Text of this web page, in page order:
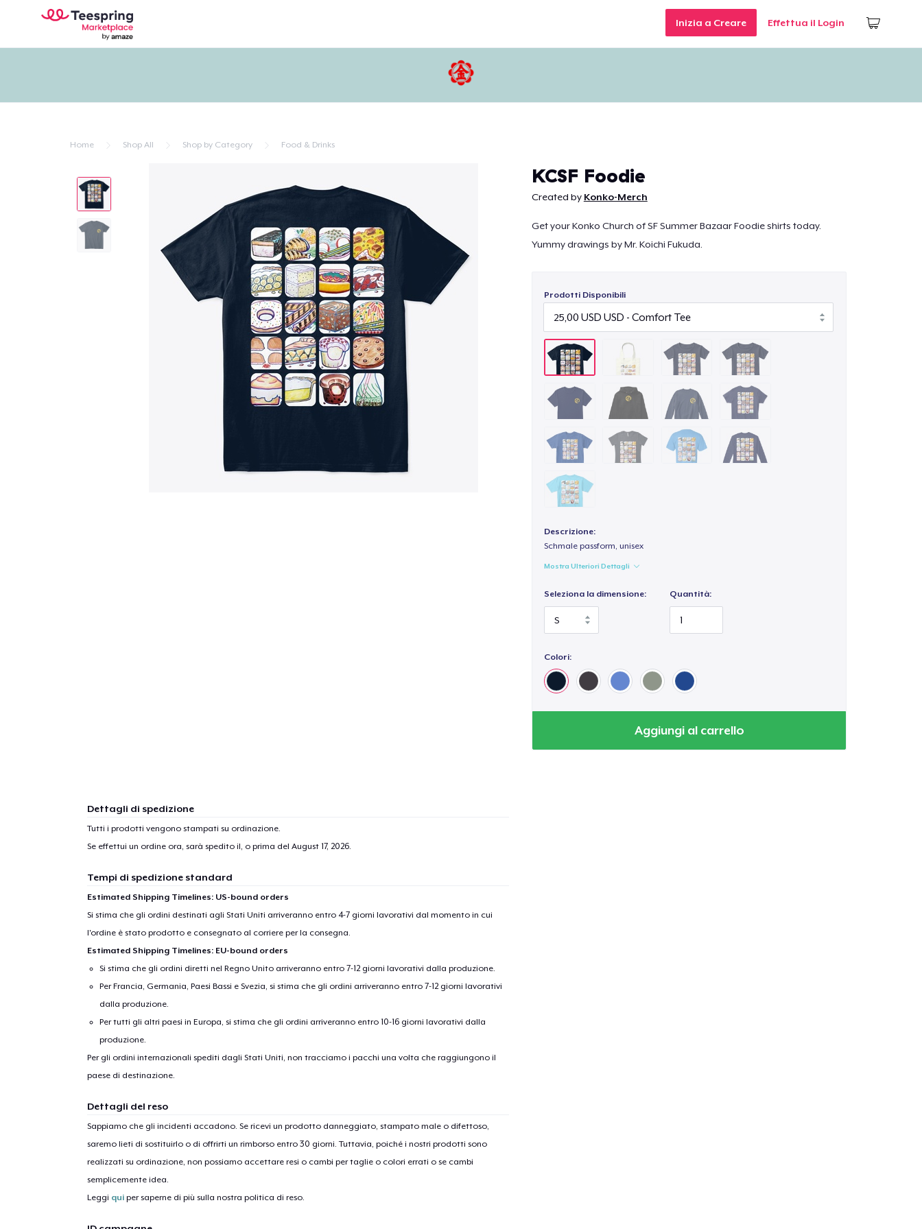
Inizia a Creare Effettua il Login
Home Shop All Shop by Category Food & Drinks
KCSF Foodie
Created by Konko-Merch
Get your Konko Church of SF Summer Bazaar Foodie shirts today.
Yummy drawings by Mr. Koichi Fukuda.
Prodotti Disponibili
Descrizione:
Schmale passform, unisex
Mostra Ulteriori Dettagli
Seleziona la dimensione: Quantità:
Colori:
Aggiungi al carrello
Dettagli di spedizione
Tutti i prodotti vengono stampati su ordinazione.
Se effettui un ordine ora, sarà spedito il, o prima del August 17, 2026.
Tempi di spedizione standard
Estimated Shipping Timelines: US-bound orders
Si stima che gli ordini destinati agli Stati Uniti arriveranno entro 4-7 giorni lavorativi dal momento in cui
l'ordine è stato prodotto e consegnato al corriere per la consegna.
Estimated Shipping Timelines: EU-bound orders
Si stima che gli ordini diretti nel Regno Unito arriveranno entro 7-12 giorni lavorativi dalla produzione.
Per Francia, Germania, Paesi Bassi e Svezia, si stima che gli ordini arriveranno entro 7-12 giorni lavorativi
dalla produzione.
Per tutti gli altri paesi in Europa, si stima che gli ordini arriveranno entro 10-16 giorni lavorativi dalla
produzione.
Per gli ordini internazionali spediti dagli Stati Uniti, non tracciamo i pacchi una volta che raggiungono il
paese di destinazione.
Dettagli del reso
Sappiamo che gli incidenti accadono. Se ricevi un prodotto danneggiato, stampato male o difettoso,
saremo lieti di sostituirlo o di offrirti un rimborso entro 30 giorni. Tuttavia, poiché i nostri prodotti sono
realizzati su ordinazione, non possiamo accettare resi o cambi per taglie o colori errati o se cambi
semplicemente idea.
Leggi quiper saperne di più sulla nostra politica di reso.
Procedi alla Pagina di